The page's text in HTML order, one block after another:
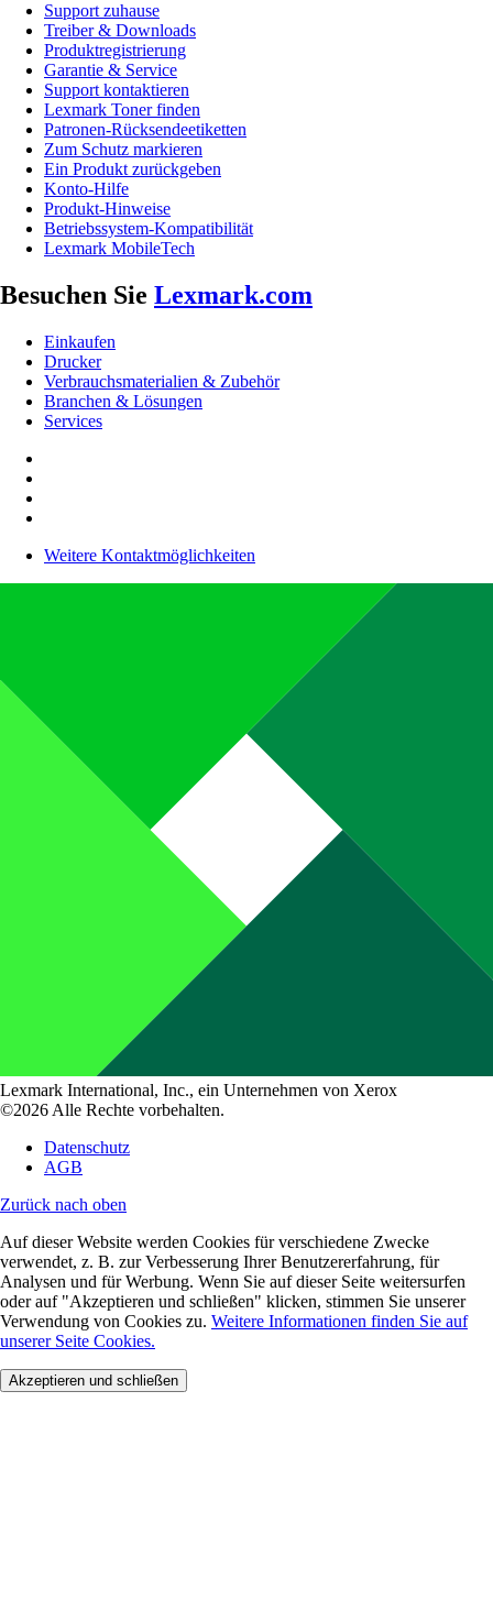
Support zuhause
Treiber & Downloads
Produktregistrierung
Garantie & Service
Support kontaktieren
Lexmark Toner finden
Patronen-Rücksendeetiketten
Zum Schutz markieren
Ein Produkt zurückgeben
Konto-Hilfe
Produkt-Hinweise
Betriebssystem-Kompatibilität
Lexmark MobileTech
Besuchen Sie Lexmark.com
Einkaufen
Drucker
Verbrauchsmaterialien & Zubehör
Branchen & Lösungen
Services
Weitere Kontaktmöglichkeiten
Lexmark International, Inc., ein Unternehmen von Xerox
©2026 Alle Rechte vorbehalten.
Datenschutz
AGB
Zurück nach oben
Auf dieser Website werden Cookies für verschiedene Zwecke
verwendet, z. B. zur Verbesserung Ihrer Benutzererfahrung, für
Analysen und für Werbung. Wenn Sie auf dieser Seite weitersurfen
oder auf "Akzeptieren und schließen" klicken, stimmen Sie unserer
Verwendung von Cookies zu. Weitere Informationen finden Sie auf
unserer Seite Cookies.
Akzeptieren und schließen